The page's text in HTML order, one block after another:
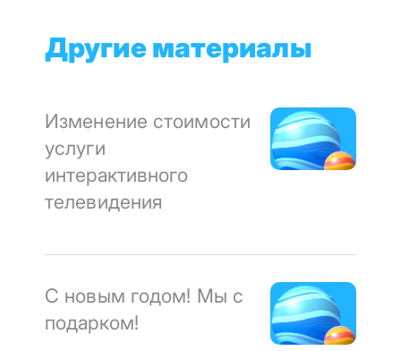
Другие материалы
Изменение стоимости
услуги
интерактивного
телевидения
С новым годом! Мы с
подарком!